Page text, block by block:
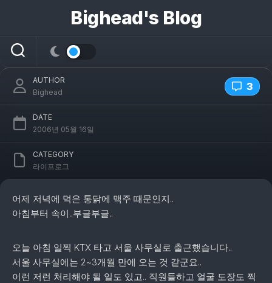
너
Bighead's Blog
서울 출장..
3
AUTHOR
Bighead
DATE
2006년 05월 16일
CATEGORY
라이프로그
어제 저녁에 먹은 통닭에 맥주 때문인지..
아침부터 속이..부글부글..
오늘 아침 일찍 KTX 타고 서울 사무실로 출근했습니다..
서울 사무실에는 2~3개월 만에 오는 것 같군요..
이런 저런 처리해야 될 일도 있고.. 직원들하고 얼굴 도장도 찍